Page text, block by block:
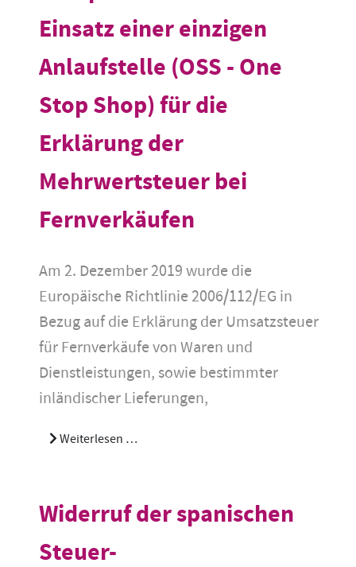
Einsatz einer einzigen
Anlaufstelle (OSS - One
Stop Shop) für die
Erklärung der
Mehrwertsteuer bei
Fernverkäufen
Am 2. Dezember 2019 wurde die
Europäische Richtlinie 2006/112/EG in
Bezug auf die Erklärung der Umsatzsteuer
für Fernverkäufe von Waren und
Dienstleistungen, sowie bestimmter
inländischer Lieferungen,
Weiterlesen …
Widerruf der spanischen
Steuer-